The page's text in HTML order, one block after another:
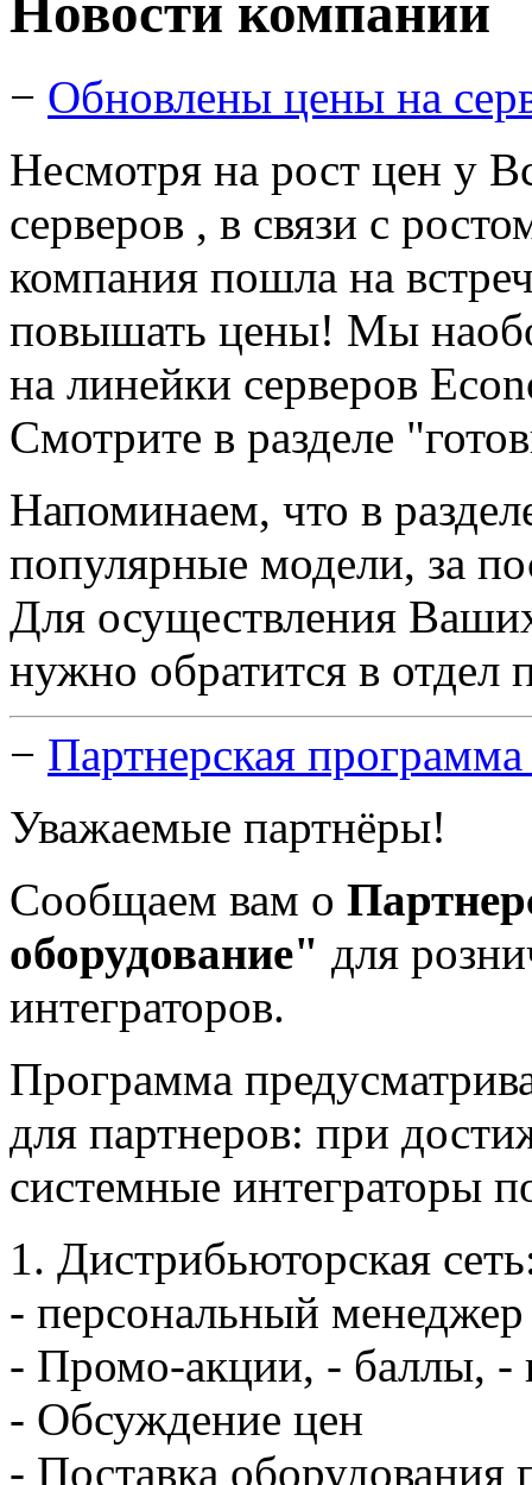
Новости компании
− Обновлены цены на
Несмотря на рост цен у
серверов , в связи с
компания пошла на
повышать цены! Мы
на линейки серверов
Смотрите в разделе
Напоминаем, что в
популярные модели, за
Для осуществления
нужно обратится в отдел
− Партнерская
Уважаемые партнёры!
Сообщаем вам о
оборудование" для
интеграторов.
Программа
для партнеров: при
системные интеграторы
1. Дистрибьюторская
- персональный менеджер
- Промо-акции, - баллы, -
- Обсуждение цен
- Поставка оборудования